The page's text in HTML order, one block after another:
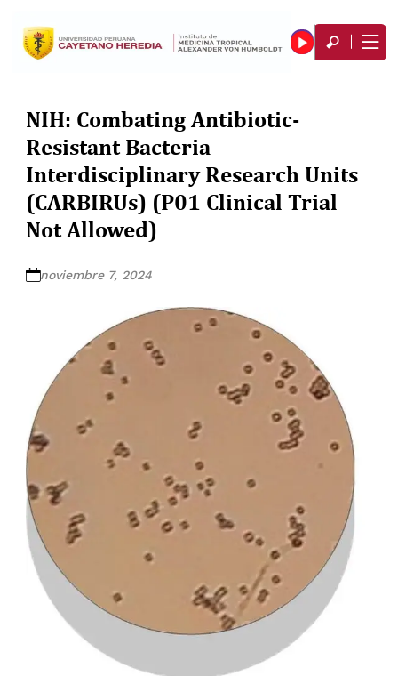
NIH: Combating Antibiotic-
Resistant Bacteria
Interdisciplinary Research Units
(CARBIRUs) (P01 Clinical Trial
Not Allowed)
noviembre 7, 2024